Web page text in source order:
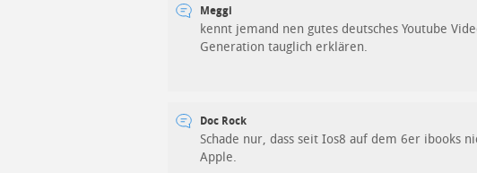
Meggi
kennt jemand nen gutes deutsches Youtube
Generation tauglich erklären.
Doc Rock
Schade nur, dass seit Ios8 auf dem 6er ibooks
Apple.